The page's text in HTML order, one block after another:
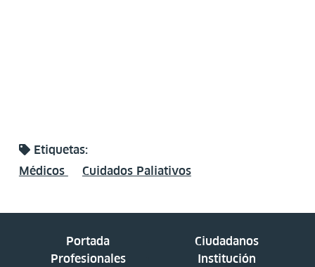
Etiquetas:
Médicos
Cuidados Paliativos
Portada
Ciudadanos
Profesionales
Institución